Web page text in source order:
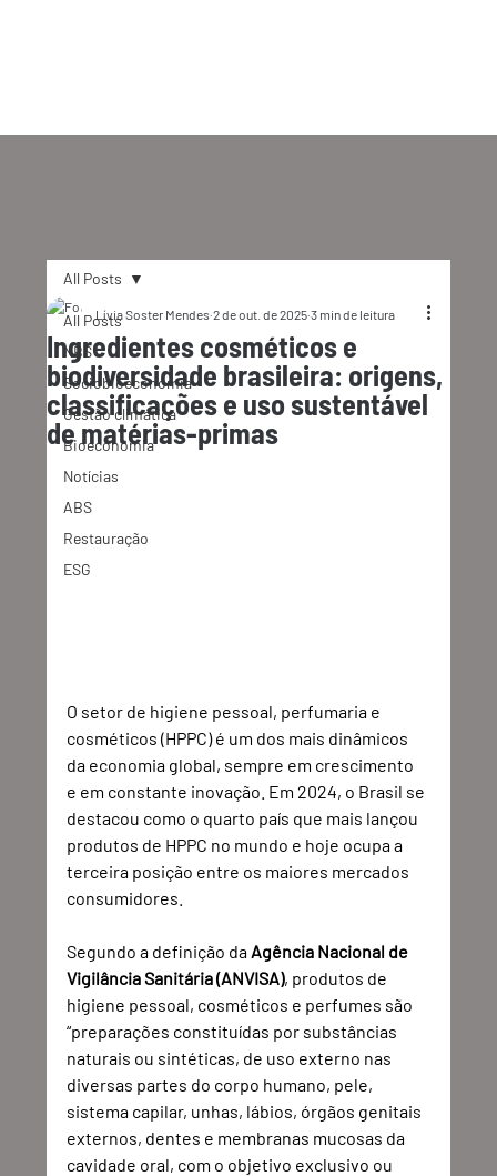
All Posts
NBS
Sociobioeconomia
Gestão climática
Bioeconomia
Notícias
ABS
Restauração
ESG
All Posts
Ingredientes cosméticos e
biodiversidade brasileira: origens,
classificações e uso sustentável
de matérias-primas
Lívia Soster Mendes 2 de out. de 2025 3 min de leitura
O setor de higiene pessoal, perfumaria e
cosméticos (HPPC) é um dos mais dinâmicos
da economia global, sempre em crescimento
e em constante inovação. Em 2024, o Brasil se
destacou como o quarto país que mais lançou
produtos de HPPC no mundo e hoje ocupa a
terceira posição entre os maiores mercados
consumidores.
Segundo a definição da Agência Nacional de
Vigilância Sanitária (ANVISA), produtos de
higiene pessoal, cosméticos e perfumes são
“preparações constituídas por substâncias
naturais ou sintéticas, de uso externo nas
diversas partes do corpo humano, pele,
sistema capilar, unhas, lábios, órgãos genitais
externos, dentes e membranas mucosas da
cavidade oral, com o objetivo exclusivo ou